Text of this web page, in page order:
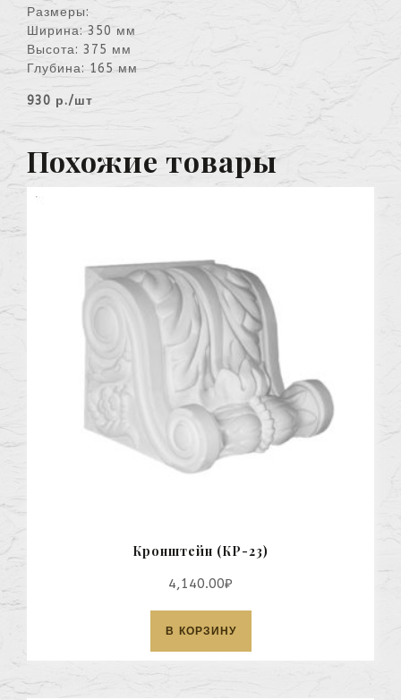
Размеры:
Ширина: 350 мм
Высота: 375 мм
Глубина: 165 мм
930 р./шт
Похожие товары
Кронштейн (КР-23)
4,140.00₽
В КОРЗИНУ